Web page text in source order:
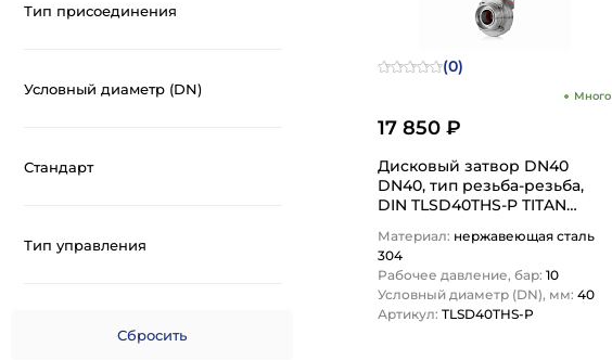
(0)
17 850 ₽
Много
Дисковый затвор DN40
DN40, тип резьба-резьба,
DIN TLSD40THS-P TITAN
Материал: нержавеющая сталь
304
Рабочее давление, бар: 10
Условный диаметр (DN), мм: 40
Артикул: TLSD40THS-P
Тип присоединения
Условный диаметр (DN)
Стандарт
Тип управления